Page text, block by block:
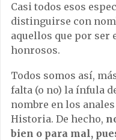
Casi todos esos
distinguirse con
aquellos que por ser
honrosos.
Todos somos así,
falta (o no) la ínfula
nombre en los
Historia. De hecho,
bien o para mal,